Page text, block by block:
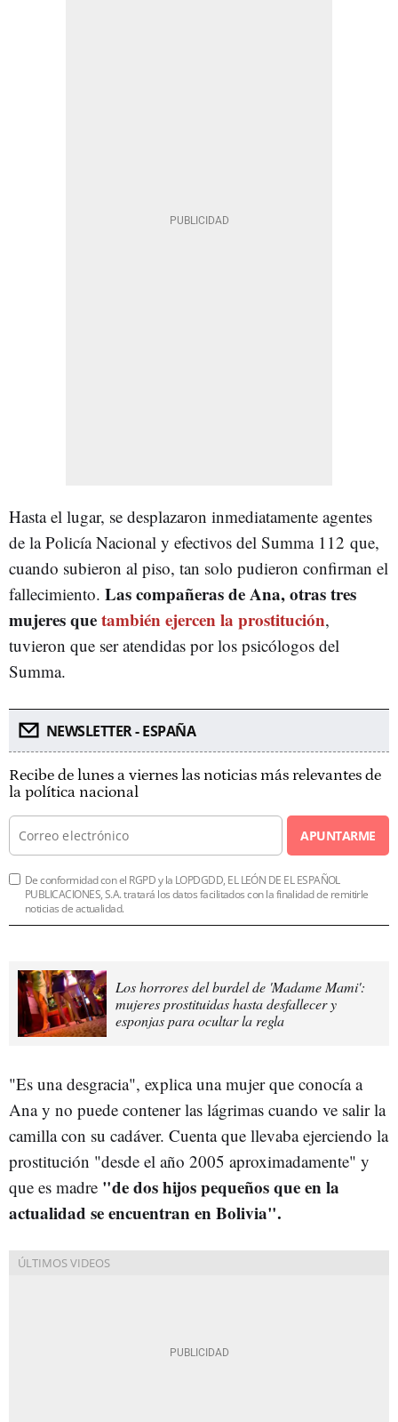
Hasta el lugar, se desplazaron inmediatamente agentes
de la Policía Nacional y efectivos del Summa 112 que,
cuando subieron al piso, tan solo pudieron confirman el
fallecimiento. Las compañeras de Ana, otras tres
mujeres quetambién ejercen la prostitución,
tuvieron que ser atendidas por los psicólogos del
Summa.
NEWSLETTER - ESPAÑA
Recibe de lunes a viernes las noticias más relevantes de
la política nacional
APUNTARME
De conformidad con el RGPD y la LOPDGDD, EL LEÓN DE EL ESPAÑOL
PUBLICACIONES, S.A. tratará los datos facilitados con la finalidad de remitirle
noticias de actualidad.
Los horrores del burdel de 'Madame Mami':
mujeres prostituidas hasta desfallecer y
esponjas para ocultar la regla
"Es una desgracia", explica una mujer que conocía a
Ana y no puede contener las lágrimas cuando ve salir la
camilla con su cadáver. Cuenta que llevaba ejerciendo la
prostitución "desde el año 2005 aproximadamente" y
que es madre "de dos hijos pequeños que en la
actualidad se encuentran en Bolivia".